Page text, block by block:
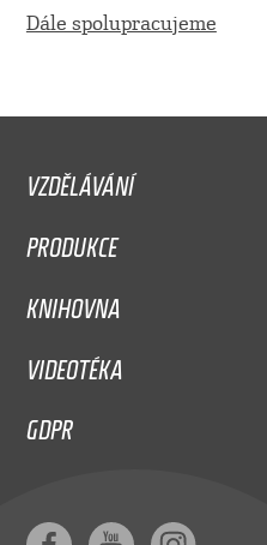
Dále spolupracujeme
VZDĚLÁVÁNÍ
PRODUKCE
KNIHOVNA
VIDEOTÉKA
GDPR